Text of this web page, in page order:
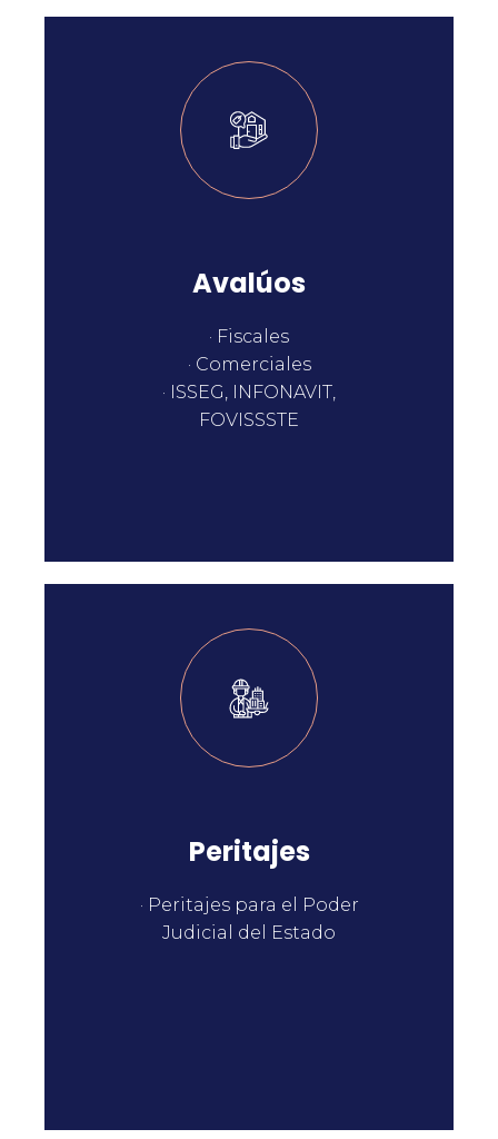
Avalúos
· Fiscales
· Comerciales
· ISSEG, INFONAVIT,
FOVISSSTE
Peritajes
· Peritajes para el Poder
Judicial del Estado